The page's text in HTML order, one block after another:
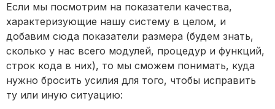
Если мы посмотрим на показатели качества,
характеризующие нашу систему в целом, и
добавим сюда показатели размера (будем знать,
сколько у нас всего модулей, процедур и функций,
строк кода в них), то мы сможем понимать, куда
нужно бросить усилия для того, чтобы исправить
ту или иную ситуацию: